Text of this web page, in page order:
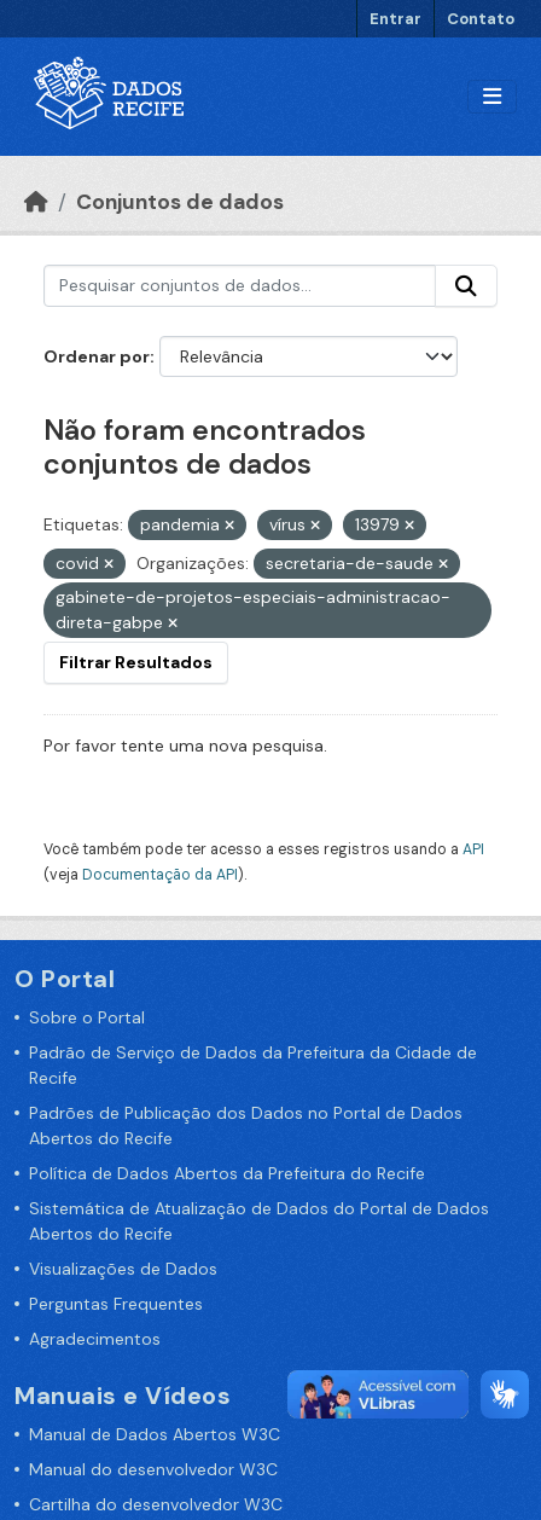
Entrar Contato
Conjuntos de dados
Ordenar por
Não foram encontrados
conjuntos de dados
Etiquetas: pandemia vírus
13979
covid
Organizações:
secretaria-de-saude
gabinete-de-projetos-especiais-administracao-
direta-gabpe
Filtrar Resultados
Por favor tente uma nova pesquisa.
Você também pode ter acesso a esses registros usando a API
(veja Documentação da API).
O Portal
Sobre o Portal
Padrão de Serviço de Dados da Prefeitura da Cidade de
Recife
Padrões de Publicação dos Dados no Portal de Dados
Abertos do Recife
Política de Dados Abertos da Prefeitura do Recife
Sistemática de Atualização de Dados do Portal de Dados
Abertos do Recife
Visualizações de Dados
Perguntas Frequentes
Agradecimentos
Manuais e Vídeos
Manual de Dados Abertos W3C
Manual do desenvolvedor W3C
Cartilha do desenvolvedor W3C